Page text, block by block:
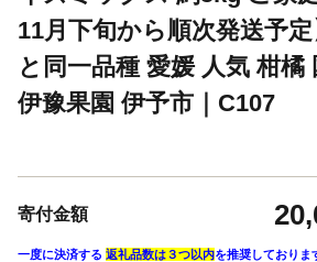
11月下旬から順次発送予
と同一品種 愛媛 人気 柑橘
伊豫果園 伊予市｜C107
寄付金額
一度に決済する 返礼品数は３つ以内を推奨しておりま